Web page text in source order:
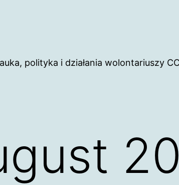
polityka i działania wolontariuszy